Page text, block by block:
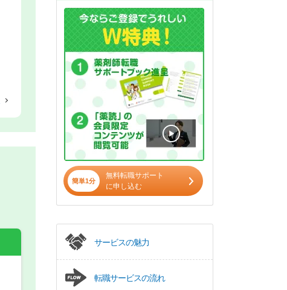
希望の働き方
簡単1分
無料転職サポート
に申し込む
サービスの魅力
転職サービスの流れ